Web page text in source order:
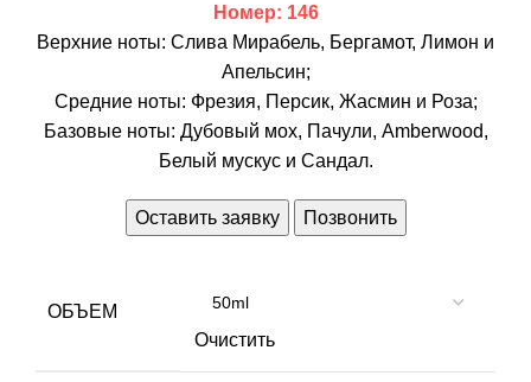
Номер: 146
Верхние ноты: Слива Мирабель, Бергамот, Лимон и
Апельсин;
Средние ноты: Фрезия, Персик, Жасмин и Роза;
Базовые ноты: Дубовый мох, Пачули, Amberwood,
Белый мускус и Сандал.
Оставить заявку Позвонить
ОБЪЕМ
Очистить